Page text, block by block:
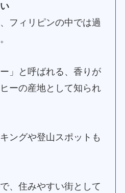
フィリピンの中では過
」と呼ばれる、香りが
ーの産地として知られ
ングや登山スポットも
、住みやすい街として